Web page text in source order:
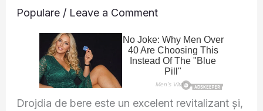
Populare/ Leave a Comment
Drojdia de bere este un excelent revitalizant şi,